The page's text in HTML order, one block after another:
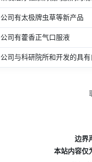
公司有太极牌虫草等新产品
公司有藿香正气口服液
公司与科研院所和开发的具
边界
本站内容仅